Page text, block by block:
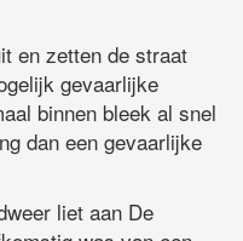
en zetten de straat
gevaarlijke
binnen bleek al snel
dan een gevaarlijke
liet aan De